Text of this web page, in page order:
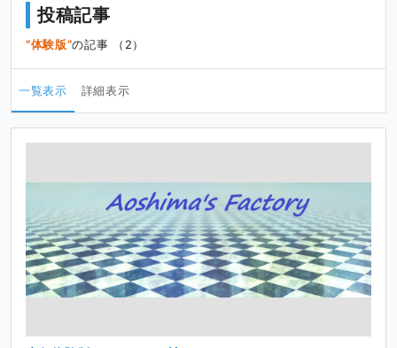
投稿記事
体験版 の記事 （2）
一覧表示 詳細表示